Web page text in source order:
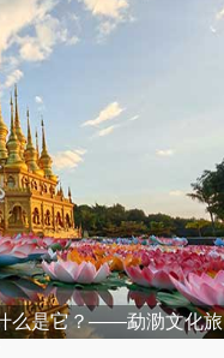
么是它？——勐泐文化旅